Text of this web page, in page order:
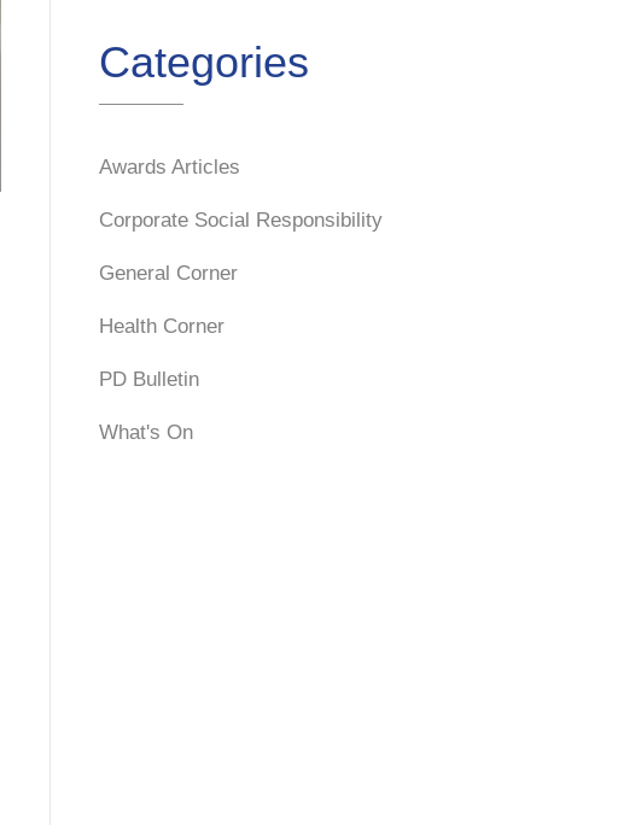
Categories
Awards Articles
Corporate Social Responsibility
General Corner
Health Corner
PD Bulletin
What's On